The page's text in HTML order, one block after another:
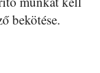
bekötése.